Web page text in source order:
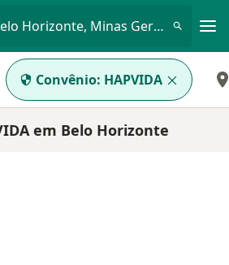
Psicólogo • Belo Horizonte, Minas Gerais MG
Convênio: HAPVIDA
em Belo Horizonte